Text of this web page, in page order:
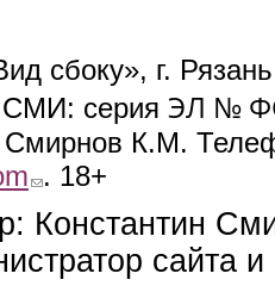
сбоку», г.
СМИ: серия ЭЛ №
Смирнов К.М.
(link sends e-mail)
. 18+
Константин
сайта